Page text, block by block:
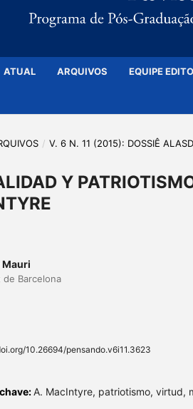
ATUAL ARQUIVOS EQUIPE
/ V. 6 N. 11 (2015): DOSSIÊ
Y
Barcelona
10.26694/pensando.v6i11.3623
A. MacIntyre, patriotismo, virtud,